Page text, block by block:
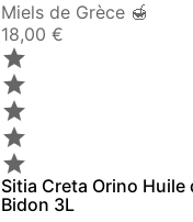
Miels de Grèce 🍯
18,00 €





Sitia Creta Orino Huile
Bidon 3L